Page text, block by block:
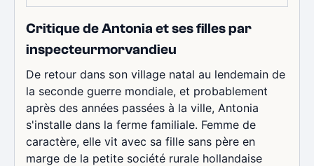
Critique de Antonia et ses filles par
inspecteurmorvandieu
De retour dans son village natal au lendemain de
la seconde guerre mondiale, et probablement
après des années passées à la ville, Antonia
s'installe dans la ferme familiale. Femme de
caractère, elle vit avec sa fille sans père en
marge de la petite société rurale hollandaise